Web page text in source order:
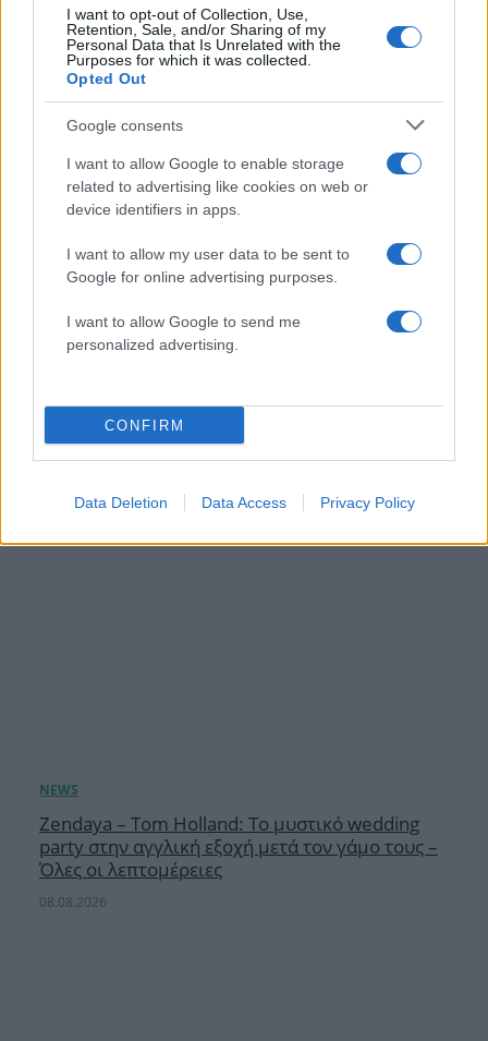
I want to opt-out of Collection, Use,
Retention, Sale, and/or Sharing of my
Personal Data that Is Unrelated with the
Purposes for which it was collected.
Opted Out
Google consents
I want to allow Google to enable storage
related to advertising like cookies on web or
device identifiers in apps.
I want to allow my user data to be sent to
Google for online advertising purposes.
I want to allow Google to send me
personalized advertising.
CONFIRM
Data Deletion Data Access Privacy Policy
05.08.2026
Zendaya – Tom Holland: Το μυστικό wedding
party στην αγγλική εξοχή μετά τον γάμο τους –
Όλες οι λεπτομέρειες
08.08.2026